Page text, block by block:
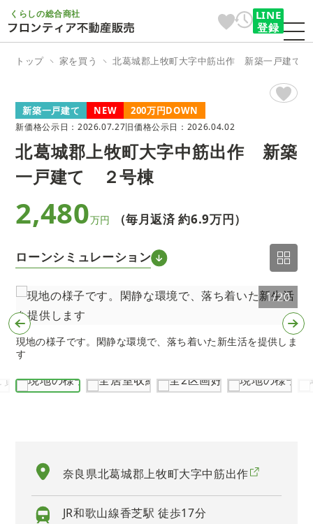
くらしの総合商社
LINE
登録
トップ 家を買う 北葛城郡上牧町大字中筋出作 新築一戸建て
新築一戸建て NEW 200万円DOWN
新価格公示日：2026.07.27旧価格公示日：2026.04.02
北葛城郡上牧町大字中筋出作 新築
一戸建て ２号棟
2,480万円 （毎月返済 約6.9万円）
ローンシミュレーション
1/20
現地の様子です。閑静な環境で、落ち着いた新生活を提供しま
す
奈良県北葛城郡上牧町大字中筋出作
JR和歌山線香芝駅 徒歩17分